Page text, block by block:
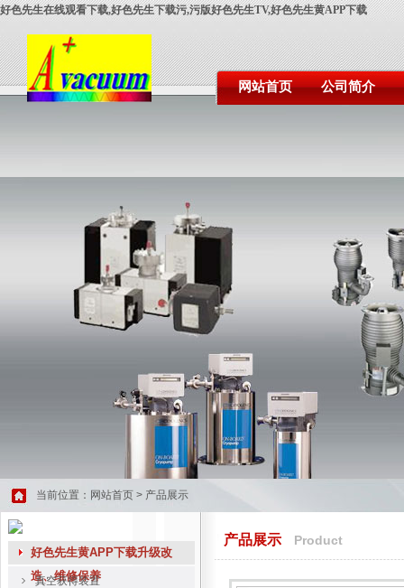
好色先生在线观看下载,好色先生下载污,污版好色先生TV,好色先生黄APP下载
网站首页 公司简介
当前位置： 网站首页 > 产品展示
好色先生黄APP下载升级改
造、维修保养
真空获得装置
产品展示 Product